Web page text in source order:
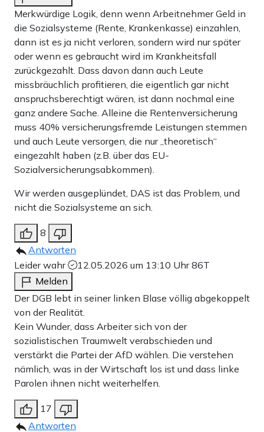
Merkwürdige Logik, denn wenn Arbeitnehmer Geld in
die Sozialsysteme (Rente, Krankenkasse) einzahlen,
dann ist es ja nicht verloren, sondern wird nur später
oder wenn es gebraucht wird im Krankheitsfall
zurückgezahlt. Dass davon dann auch Leute
missbräuchlich profitieren, die eigentlich gar nicht
anspruchsberechtigt wären, ist dann nochmal eine
ganz andere Sache. Alleine die Rentenversicherung
muss 40% versicherungsfremde Leistungen stemmen
und auch Leute versorgen, die nur „theoretisch“
eingezahlt haben (z.B. über das EU-
Sozialversicherungsabkommen).
Wir werden ausgeplündet, DAS ist das Problem, und
nicht die Sozialsysteme an sich.
8
Antworten
Leider wahr
12.05.2026 um 13:10 Uhr86T
Melden
Der DGB lebt in seiner linken Blase völlig abgekoppelt
von der Realität.
Kein Wunder, dass Arbeiter sich von der
sozialistischen Traumwelt verabschieden und
verstärkt die Partei der AfD wählen. Die verstehen
nämlich, was in der Wirtschaft los ist und dass linke
Parolen ihnen nicht weiterhelfen.
17
Antworten